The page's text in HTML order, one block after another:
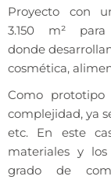
Proyecto con
3.150 m²para
donde
cosmética,
Como
complejidad, ya
etc. En este
materiales y
grado de